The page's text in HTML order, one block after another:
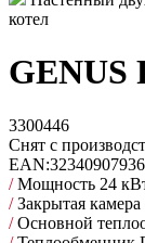
котел
GENUS
3300446
Снят с
EAN:
/Мощность 24
/Закрытая камера
/Основной